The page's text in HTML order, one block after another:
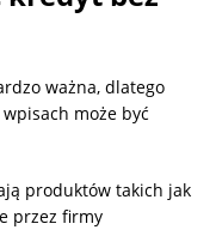
ważna, dlatego
może być
produktów takich jak
przez firmy